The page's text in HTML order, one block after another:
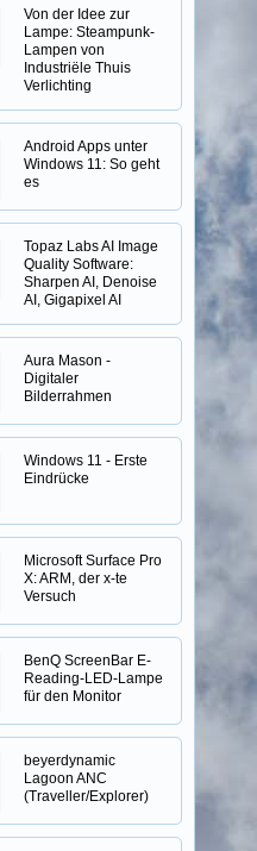
Von der Idee zur
Lampe: Steampunk-
Lampen von
Industriële Thuis
Verlichting
Android Apps unter
Windows 11: So geht
es
Topaz Labs AI Image
Quality Software:
Sharpen AI, Denoise
AI, Gigapixel AI
Aura Mason -
Digitaler
Bilderrahmen
Windows 11 - Erste
Eindrücke
Microsoft Surface Pro
X: ARM, der x-te
Versuch
BenQ ScreenBar E-
Reading-LED-Lampe
für den Monitor
beyerdynamic
Lagoon ANC
(Traveller/Explorer)